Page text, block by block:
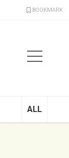
BOOKMARK
ALL